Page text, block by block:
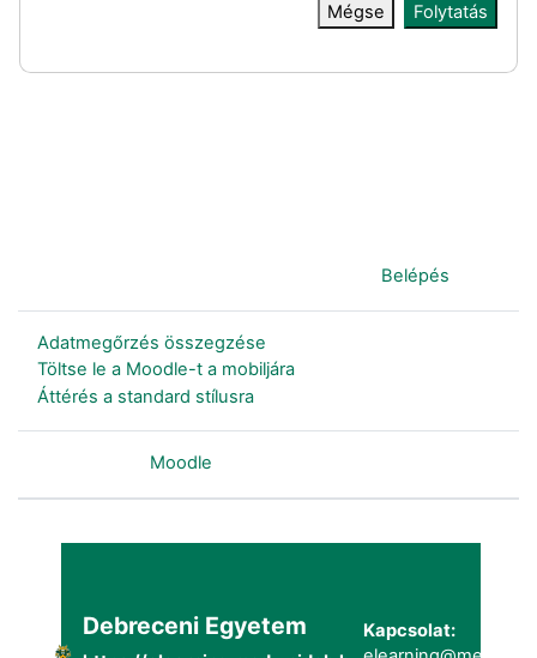
Mégse Folytatás
Belépés
Adatmegőrzés összegzése
Töltse le a Moodle-t a mobiljára
Áttérés a standard stílusra
Moodle
Debreceni Egyetem
Kapcsolat: